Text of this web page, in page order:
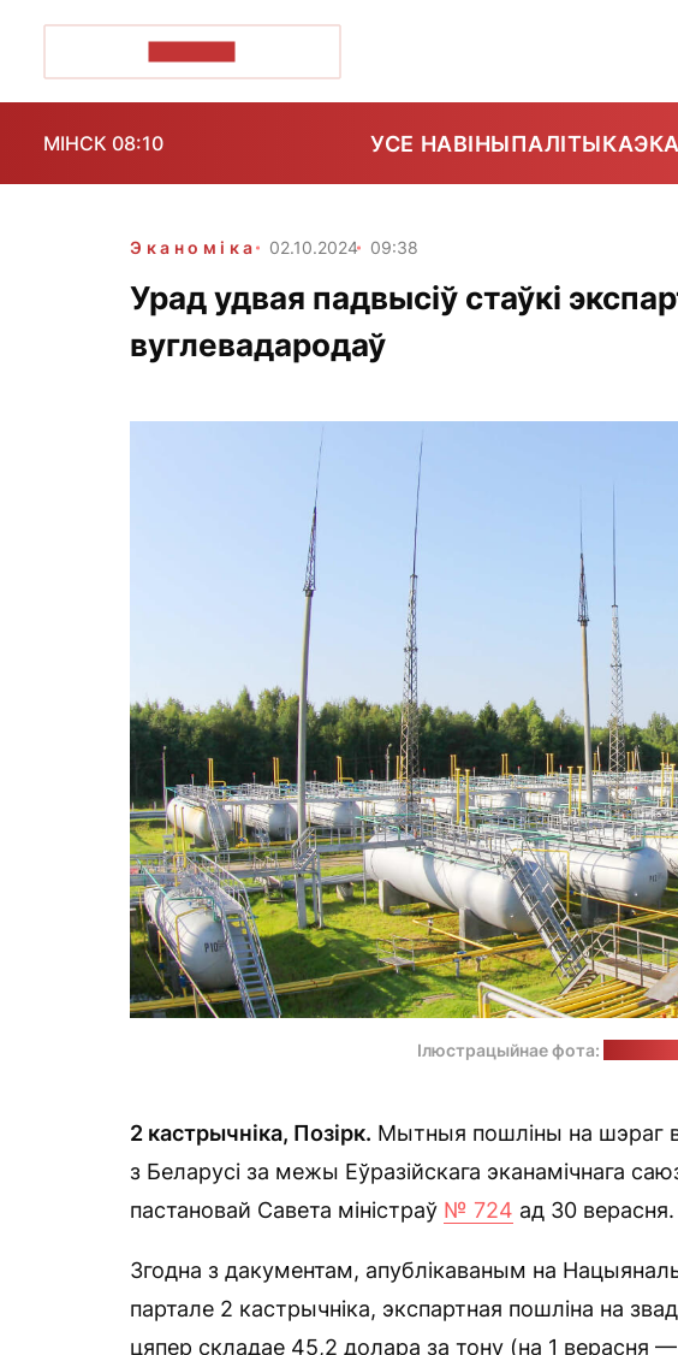
МІНСК 08:10 УСЕ НАВІНЫПАЛІТЫКА
Эканоміка 02.10.2024 09:38
Урад удвая падвысіў стаўкі
вуглевадародаў
Ілюстрацыйнае фота:
2 кастрычніка, Позірк. Мытныя пошліны на шэраг
з Беларусі за межы Еўразійскага эканамічнага
пастановай Савета міністраў № 724 ад 30 верасня.
Згодна з дакументам, апублікаваным на
партале 2 кастрычніка, экспартная пошліна на
цяпер складае 45,2 долара за тону (на 1 верасня